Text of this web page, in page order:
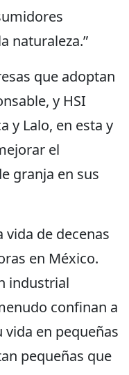
naturaleza.”
que adoptan
y HSI
y Lalo, en esta y
el
granja en sus
de decenas
en México.
industrial
confinan a
en pequeñas
pequeñas que